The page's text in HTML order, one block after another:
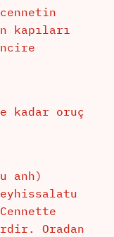
kapıları
kadar oruç
anh)
Oradan